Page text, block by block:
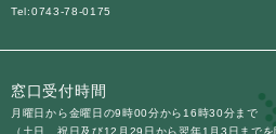
Tel:0743-78-0175
窓口受付時間
月曜日から金曜日の9時00分から16時30分まで